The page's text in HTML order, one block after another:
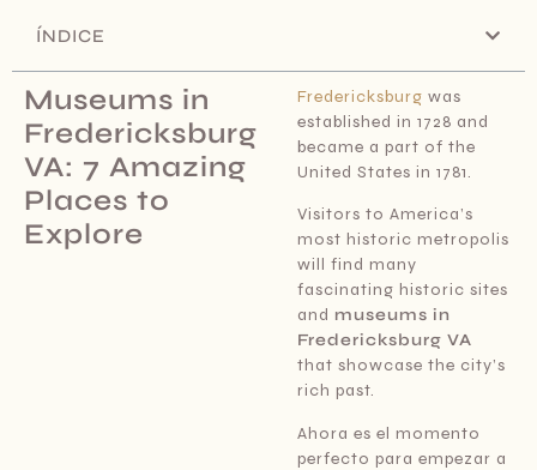
Museums in
Fredericksburg
VA: 7 Amazing
Places to
Explore
Fredericksburgwas
established in 1728 and
became a part of the
United States in 1781.
Visitors to America’s
most historic metropolis
will find many
fascinating historic sites
and museums in
Fredericksburg VA
that showcase the city’s
rich past.
Ahora es el momento
perfecto para empezar a
ÍNDICE